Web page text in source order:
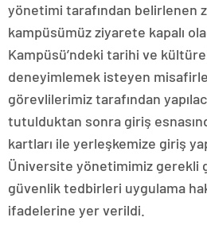
yönetimi tarafından belirlenen
kampüsümüz ziyarete kapalı
Kampüsü’ndeki tarihi ve
deneyimlemek isteyen
görevlilerimiz tarafından
tutulduktan sonra giriş
kartları ile yerleşkemize giriş
Üniversite yönetimimiz gerekli
güvenlik tedbirleri uygulama
ifadelerine yer verildi.